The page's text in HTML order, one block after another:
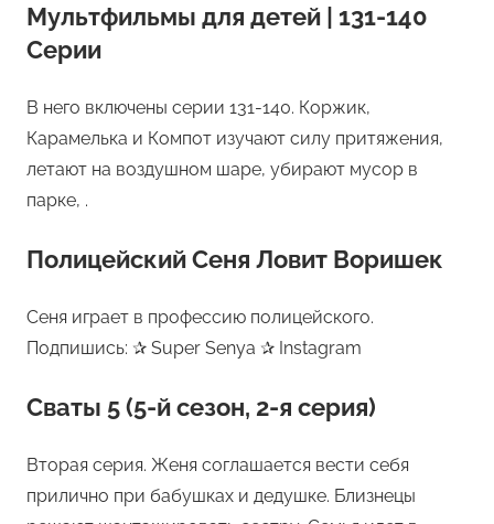
Мультфильмы для детей | 131-140
Серии
В него включены серии 131-140. Коржик,
Карамелька и Компот изучают силу притяжения,
летают на воздушном шаре, убирают мусор в
парке, .
Полицейский Сеня Ловит Воришек
Сеня играет в профессию полицейского.
Подпишись: ✰ Super Senya ✰ Instagram
Сваты 5 (5-й сезон, 2-я серия)
Вторая серия. Женя соглашается вести себя
прилично при бабушках и дедушке. Близнецы